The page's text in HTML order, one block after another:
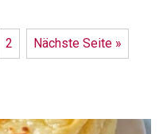
2 Nächste Seite »